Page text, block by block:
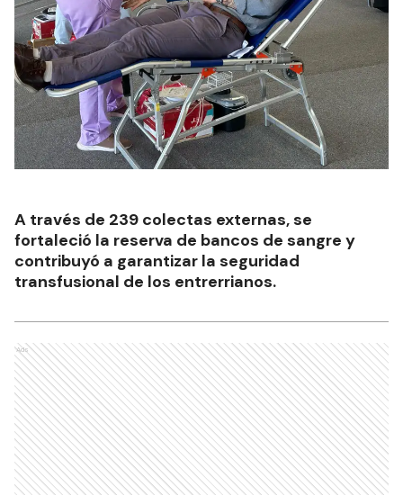
A través de 239 colectas externas, se
fortaleció la reserva de bancos de sangre y
contribuyó a garantizar la seguridad
transfusional de los entrerrianos.
Ads